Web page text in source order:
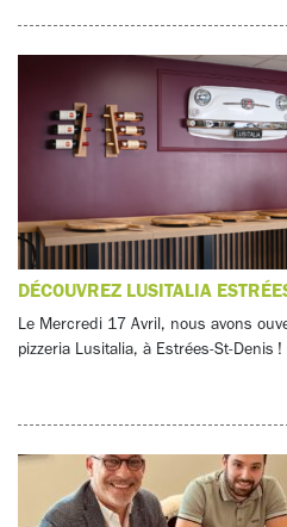
DÉCOUVREZ LUSITALIA
Le Mercredi 17 Avril, nous avons
pizzeria Lusitalia, à Estrées-St-Denis